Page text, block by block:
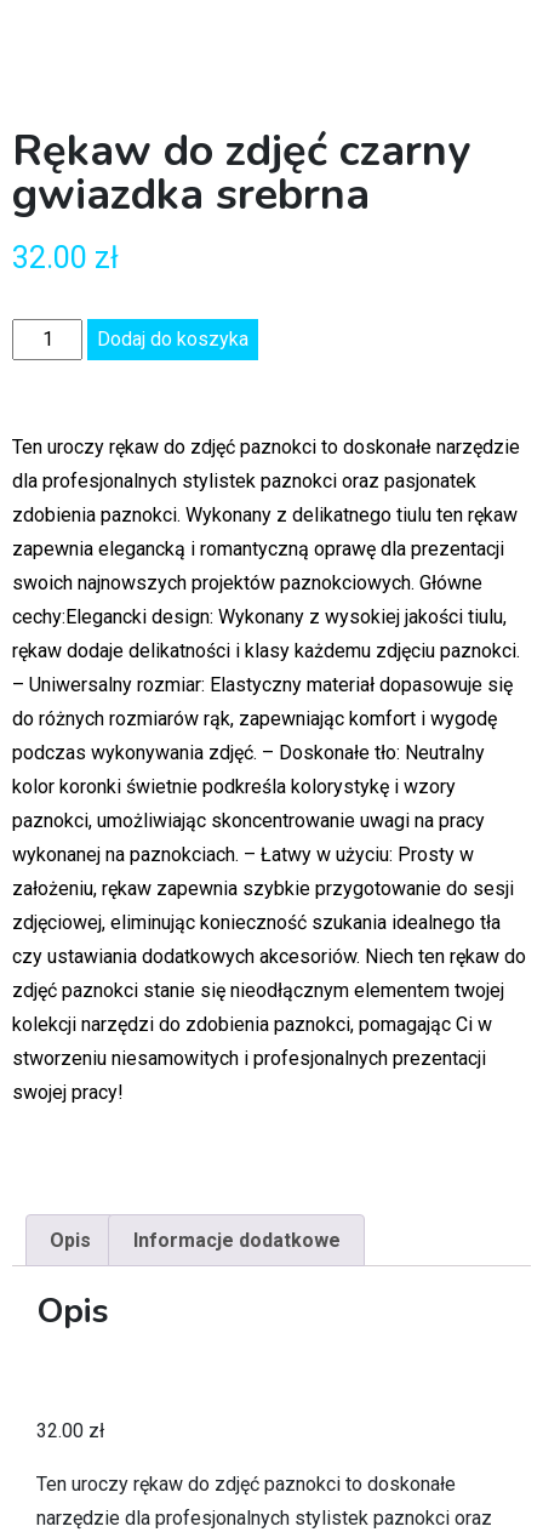
Rękaw do zdjęć czarny
gwiazdka srebrna
32.00 zł
Dodaj do koszyka
Ten uroczy rękaw do zdjęć paznokci to doskonałe narzędzie
dla profesjonalnych stylistek paznokci oraz pasjonatek
zdobienia paznokci. Wykonany z delikatnego tiulu ten rękaw
zapewnia elegancką i romantyczną oprawę dla prezentacji
swoich najnowszych projektów paznokciowych. Główne
cechy:Elegancki design: Wykonany z wysokiej jakości tiulu,
rękaw dodaje delikatności i klasy każdemu zdjęciu paznokci.
– Uniwersalny rozmiar: Elastyczny materiał dopasowuje się
do różnych rozmiarów rąk, zapewniając komfort i wygodę
podczas wykonywania zdjęć. – Doskonałe tło: Neutralny
kolor koronki świetnie podkreśla kolorystykę i wzory
paznokci, umożliwiając skoncentrowanie uwagi na pracy
wykonanej na paznokciach. – Łatwy w użyciu: Prosty w
założeniu, rękaw zapewnia szybkie przygotowanie do sesji
zdjęciowej, eliminując konieczność szukania idealnego tła
czy ustawiania dodatkowych akcesoriów. Niech ten rękaw do
zdjęć paznokci stanie się nieodłącznym elementem twojej
kolekcji narzędzi do zdobienia paznokci, pomagając Ci w
stworzeniu niesamowitych i profesjonalnych prezentacji
swojej pracy!
Opis Informacje dodatkowe
Opis
32.00 zł
Ten uroczy rękaw do zdjęć paznokci to doskonałe
narzędzie dla profesjonalnych stylistek paznokci oraz